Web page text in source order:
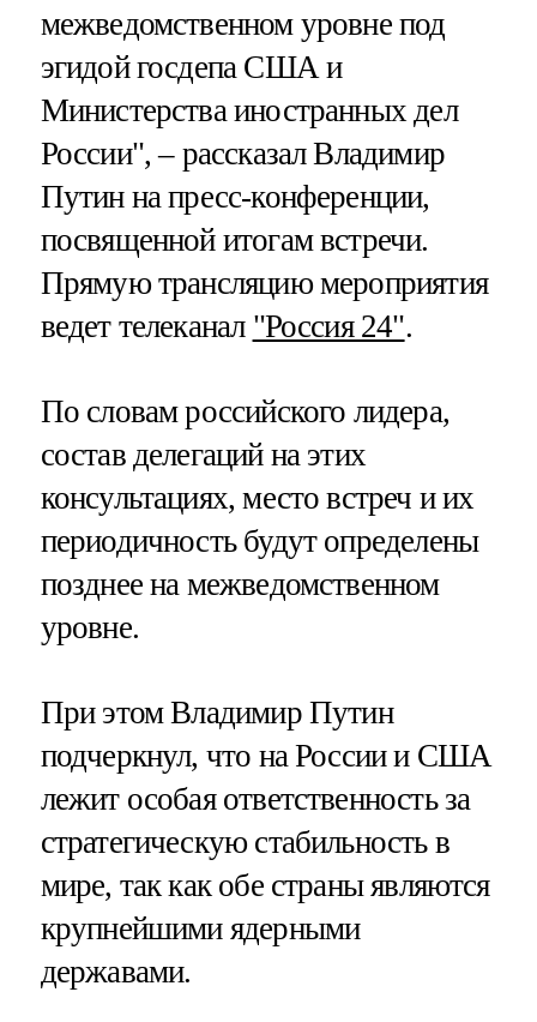
межведомственном уровне под
эгидой госдепа США и
Министерства иностранных дел
России", – рассказал Владимир
Путин на пресс-конференции,
посвященной итогам встречи.
Прямую трансляцию мероприятия
ведет телеканал "Россия 24".
По словам российского лидера,
состав делегаций на этих
консультациях, место встреч и их
периодичность будут определены
позднее на межведомственном
уровне.
При этом Владимир Путин
подчеркнул, что на России и США
лежит особая ответственность за
стратегическую стабильность в
мире, так как обе страны являются
крупнейшими ядерными
державами.